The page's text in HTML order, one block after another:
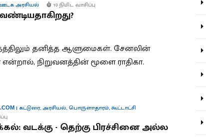
அரசியல் 10 நிமிட வாசிப்பு
தனித்த ஆளுமைகள். சேனலின்
என்றால், நிறுவனத்தின் மூளை ராதிகா.
| கட்டுரை,அரசியல்,பொருளாதாரம்,கூட்டாட்சி
வடக்கு - தெற்கு பிரச்சினை அல்ல